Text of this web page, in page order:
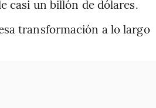
casi un billón de dólares.
transformación a lo largo